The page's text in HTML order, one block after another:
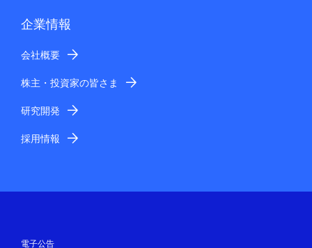
企業情報
会社概要
株主・投資家の皆さま
研究開発
採用情報
電子公告